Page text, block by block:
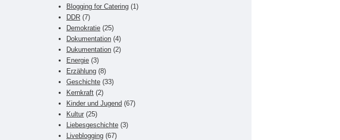
Blogging for Catering (1)
DDR (7)
Demokratie (25)
Dokumentation (4)
Dukumentation (2)
Energie (3)
Erzählung (8)
Geschichte (33)
Kernkraft (2)
Kinder und Jugend (67)
Kultur (25)
Liebesgeschichte (3)
Liveblogging (67)